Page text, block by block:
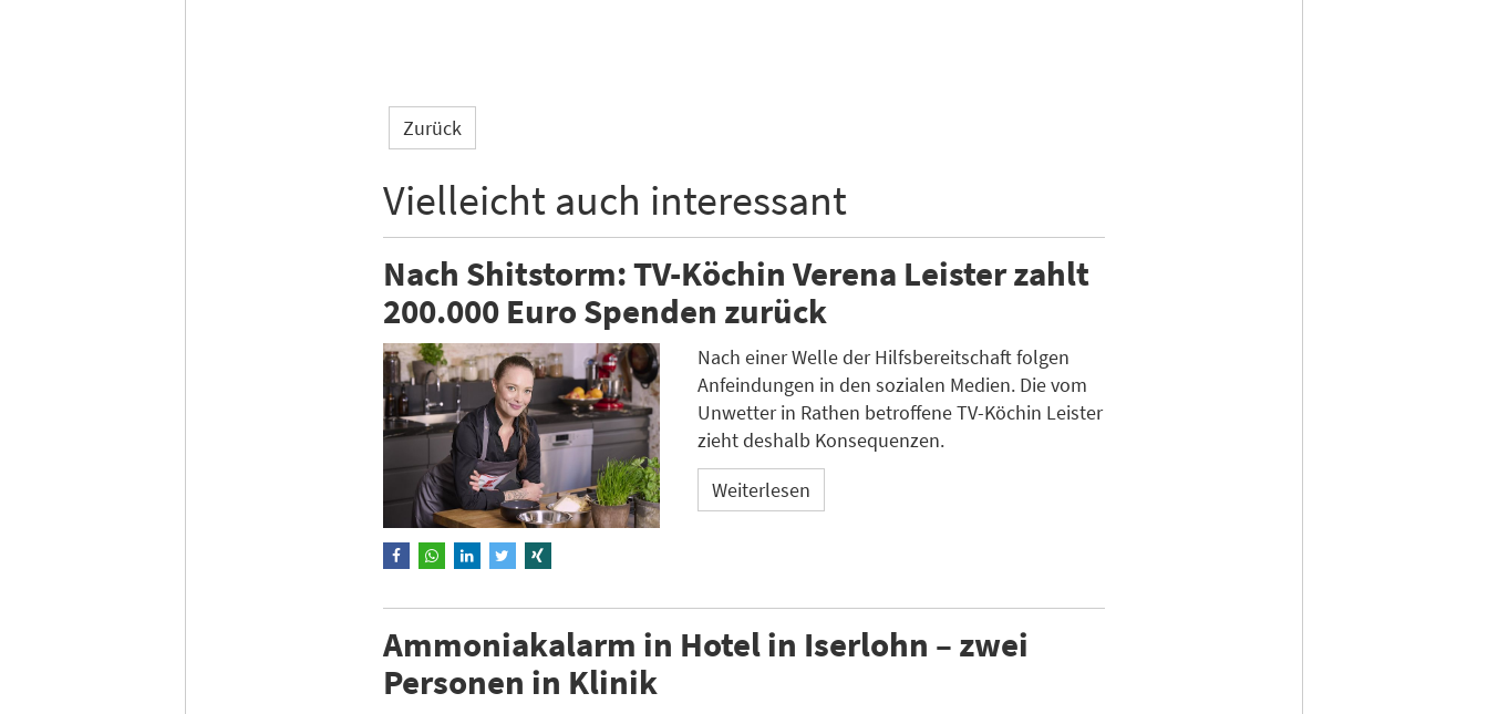
Zurück
Vielleicht auch interessant
Nach Shitstorm: TV-Köchin Verena Leister zahlt
200.000 Euro Spenden zurück
Nach einer Welle der Hilfsbereitschaft folgen
Anfeindungen in den sozialen Medien. Die vom
Unwetter in Rathen betroffene TV-Köchin Leister
zieht deshalb Konsequenzen.
Weiterlesen
Ammoniakalarm in Hotel in Iserlohn – zwei
Personen in Klinik